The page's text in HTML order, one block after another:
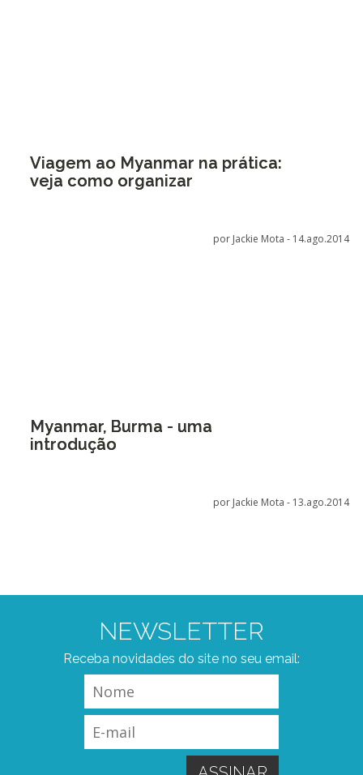
Viagem ao Myanmar na prática:
veja como organizar
por Jackie Mota - 14.ago.2014
Myanmar, Burma - uma
introdução
por Jackie Mota - 13.ago.2014
NEWSLETTER
Receba novidades do site no seu email: